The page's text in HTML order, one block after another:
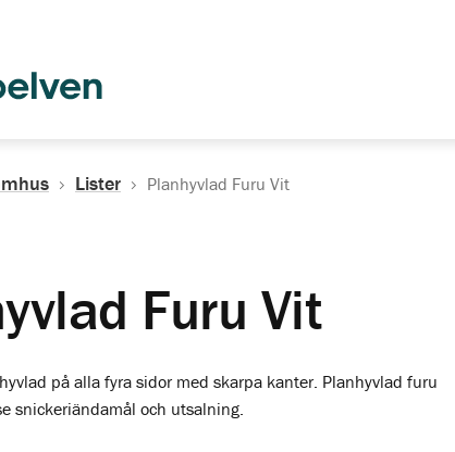
Lister Planhyvlad Furu Vit
Furu Vit
på alla fyra sidor med skarpa kanter. Planhyvlad furu
snickeriändamål och utsalning.